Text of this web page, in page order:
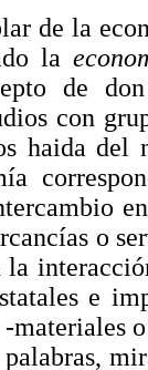
de la
la
de
con
haida del
o
la
e
materiales